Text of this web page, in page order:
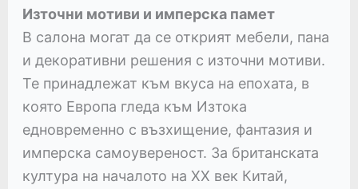
Източни мотиви и имперска памет
В салона могат да се открият мебели, пана
и декоративни решения с източни мотиви.
Те принадлежат към вкуса на епохата, в
която Европа гледа към Изтока
едновременно с възхищение, фантазия и
имперска самоувереност. За британската
култура на началото на XX век Китай,